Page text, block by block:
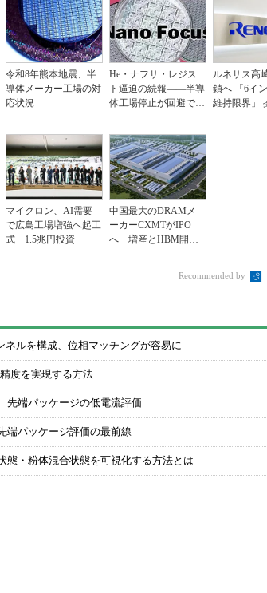
令和8年熊本地震、半
導体メーカー工場の対
応状況
He・ナフサ・レジス
ト逼迫の続報――半導
体工場停止が回避でき
ルネサス高
鎖へ 「6イ
維持限界」
マイクロン、AI需要
で広島工場増強へ起工
式 1.5兆円投資
中国最大のDRAMメ
ーカーCXMTがIPO
へ 増産とHBM開発
Recommended by
ルを構成、位相マッチングが容易に
度を実現する方法
端パッケージの低電流評価
パッケージ評価の最前線
態・粉体混合状態を可視化する方法とは